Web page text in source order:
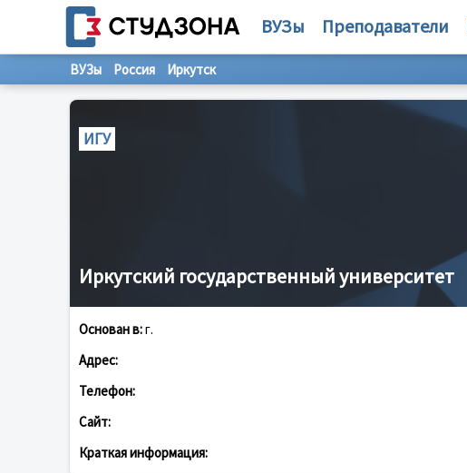
ВУЗы Преподаватели
ВУЗы Россия Иркутск
ИГУ
Иркутский государственный университет
Основан в:г.
Адрес:
Телефон:
Сайт:
Краткая информация: